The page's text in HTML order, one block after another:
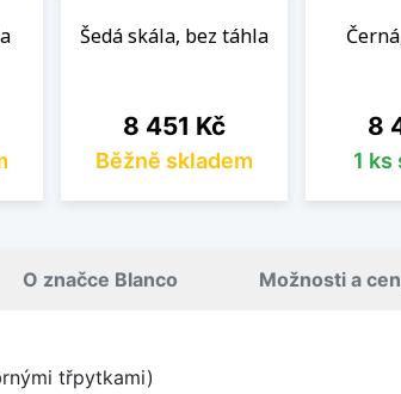
Šedá skála, bez táhla
Cena
8 451 Kč
Běžně skladem
8
1 ks
O značce Blanco Možnosti a
třpytkami)